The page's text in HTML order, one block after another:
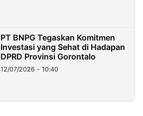
PT BNPG Tegaskan Komitmen
Investasi yang Sehat di Hadapan
DPRD Provinsi Gorontalo
12/07/2026 - 10:40